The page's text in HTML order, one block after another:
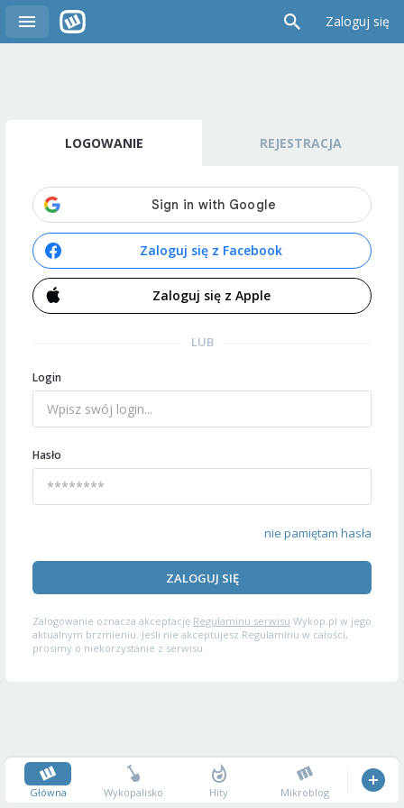
Zaloguj się
LOGOWANIE REJESTRACJA
Zaloguj się z Facebook
Zaloguj się z Apple
LUB
Login
Hasło
nie pamiętam hasła
ZALOGUJ SIĘ
Zalogowanie oznacza akceptację Regulaminu serwisu Wykop.pl w jego
aktualnym brzmieniu. Jeśli nie akceptujesz Regulaminu w całości,
prosimy o niekorzystanie z serwisu.
Główna Wykopalisko Hity Mikroblog